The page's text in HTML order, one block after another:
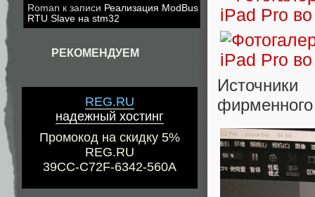
Roman к записи Реализация ModBus
RTU Slave на stm32
РЕКОМЕНДУЕМ
REG.RU
надежный хостинг
Промокод на скидку 5%
REG.RU
39CC-C72F-6342-560A